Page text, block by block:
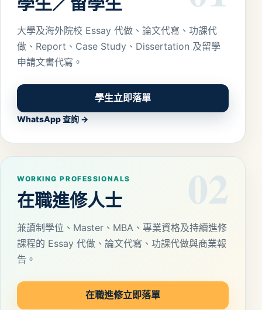
大學及海外院校 Essay 代做、論文代寫、功課代
做、Report、Case Study、Dissertation 及留學
申請文書代寫。
學生立即落單
WhatsApp 查詢 →
02
WORKING PROFESSIONALS
在職進修人士
兼讀制學位、Master、MBA、專業資格及持續進修
課程的 Essay 代做、論文代寫、功課代做與商業報
告。
在職進修立即落單